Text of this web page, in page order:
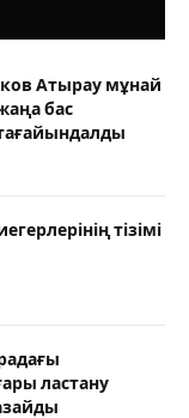
Атырау мұнай
бас
тізімі
ластану